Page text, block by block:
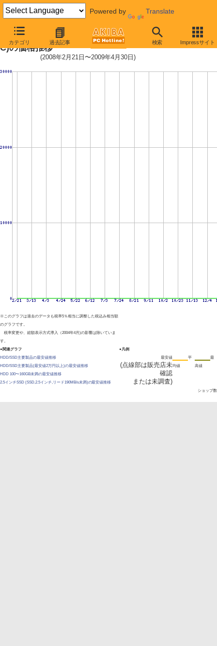
Powered by Translate
カテゴリ 過去記事 検索 Impressサイト
2.5インチSSD 128GB (128GB,ML
C)の価格推移
(2008年2月21日〜2009年4月30日)
※このグラフは過去のデータも税率5％相当に調整した税込み相当額
のグラフです。
税率変更や、総額表示方式導入（2004年4月)の影響は除いていま
す。
●関連グラフ
HDD/SSD主要製品の最安値推移
HDD/SSD主要製品(最安値2万円以上)の最安値推移
HDD 100〜160GB未満の最安値推移
2.5インチSSD (SSD,2.5インチ,リード190MB/s未満)の最安値推移
●凡例
最安値
(点線部は販売店未
確認
または未調査)
平
均値
最
高値
ショップ数